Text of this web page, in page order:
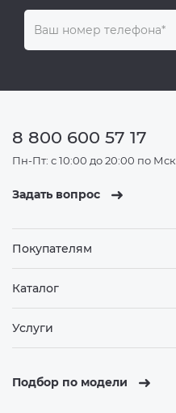
8 800 600 57 17
Пн-Пт: с 10:00 до 20:00 по Мск
Задать вопрос
Покупателям
Каталог
Услуги
Подбор по модели